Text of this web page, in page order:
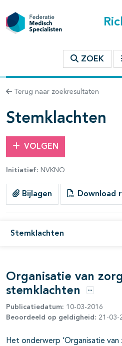
ZOEK
Terug naar zoekresultaten
Stemklachten
VOLGEN
Initiatief: NVKNO
Bijlagen Download
Stemklachten
binnen deze richtlijn
open- en
open- en
open- en dichtklappen
Organisatie van
stemklachten
Opties
Publicatiedatum: 10-03-2016
Beoordeeld op geldigheid: 21-03-
Het onderwerp ‘Organisatie